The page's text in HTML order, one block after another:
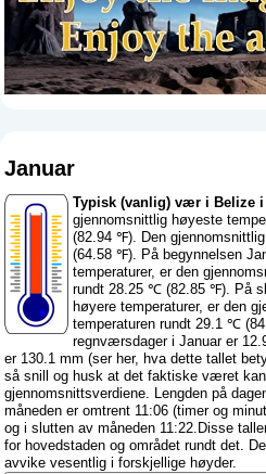
Januar
Typisk (vanlig) vær i Belize i
gjennomsnittlig høyeste
(82.94 ℉). Den
(64.58 ℉). På begynnelsen
temperaturer, er den
rundt 28.25 ℃ (82.85 ℉). På
høyere temperaturer, er den
temperaturen rundt 29.1 ℃
regnværsdager i Januar er
er 130.1 mm (ser her, hva dette tallet
så snill og husk at det faktiske været
gjennomsnittsverdiene. Lengden på
måneden er omtrent 11:06 (timer og
og i slutten av måneden 11:22.Disse
for hovedstaden og området rundt det.
avvike vesentlig i forskjellige høyder.